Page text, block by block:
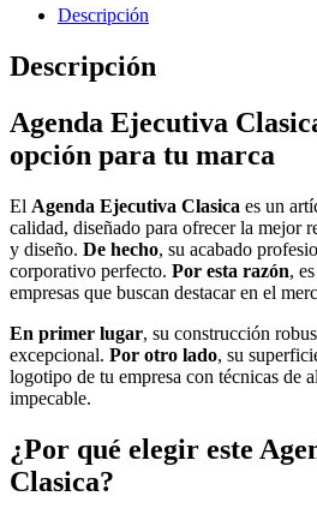
Descripción
Descripción
Agenda Ejecutiva
opción para tu marca
El Agenda Ejecutiva Clasica es un
calidad, diseñado para ofrecer la mejor
y diseño. De hecho, su acabado
corporativo perfecto. Por esta razón,
empresas que buscan destacar en el
En primer lugar, su construcción
excepcional. Por otro lado, su
logotipo de tu empresa con técnicas de
impecable.
¿Por qué elegir este
Clasica?